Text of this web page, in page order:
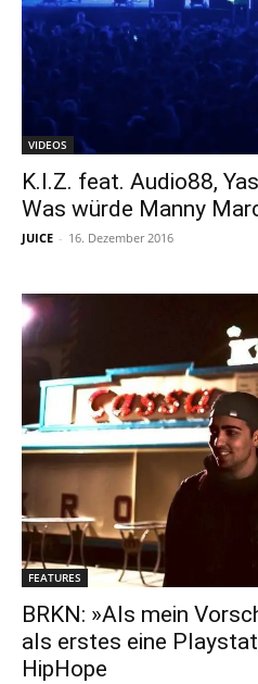
VIDEOS
K.I.Z. feat. Audio88,
Was würde Manny
JUICE - 16. Dezember 2016
FEATURES
BRKN: »Als mein
als erstes eine
HipHope